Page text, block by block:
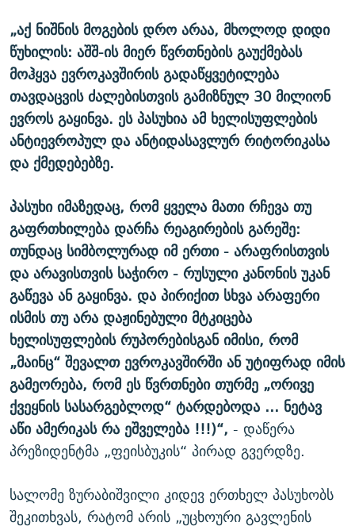
„აქ ნიშნის მოგების დრო არაა, მხოლოდ დიდი
წუხილის: აშშ-ის მიერ წვრთნების გაუქმებას
მოჰყვა ევროკავშირის გადაწყვეტილება
თავდაცვის ძალებისთვის გამიზნულ 30 მილიონ
ევროს გაყინვა. ეს პასუხია ამ ხელისუფლების
ანტიევროპულ და ანტიდასავლურ რიტორიკასა
და ქმედებებზე.
პასუხი იმაზედაც, რომ ყველა მათი რჩევა თუ
გაფრთხილება დარჩა რეაგირების გარეშე:
თუნდაც სიმბოლურად იმ ერთი - არაფრისთვის
და არავისთვის საჭირო - რუსული კანონის უკან
გაწევა ან გაყინვა. და პირიქით სხვა არაფერი
ისმის თუ არა დაჟინებული მტკიცება
ხელისუფლების რუპორებისგან იმისი, რომ
„მაინც“ შევალთ ევროკავშირში ან უტიფრად იმის
გამეორება, რომ ეს წვრთნები თურმე „ორივე
ქვეყნის სასარგებლოდ“ ტარდებოდა … ნეტავ
აწი ამერიკას რა ეშველება !!!)“, - დაწერა
პრეზიდენტმა „ფეისბუკის“ პირად გვერდზე.
სალომე ზურაბიშვილი კიდევ ერთხელ პასუხობს
შეკითხვას, რატომ არის „უცხოური გავლენის